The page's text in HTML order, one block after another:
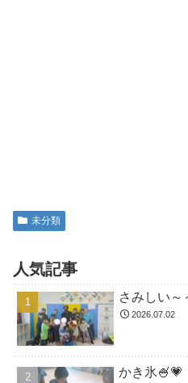
未分類
人気記事
さみしい～
2026.07.02
かき氷🍧💗